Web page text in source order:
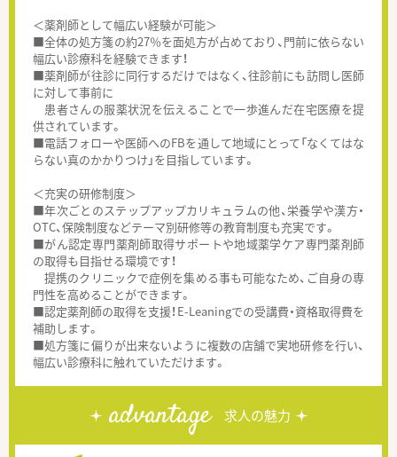
＜薬剤師として幅広い経験が可能＞
■全体の処方箋の約27％を面処方が占めており、門前に依らない
幅広い診療科を経験できます！
■薬剤師が往診に同行するだけではなく、往診前にも訪問し医師
に対して事前に
患者さんの服薬状況を伝えることで一歩進んだ在宅医療を提
供されています。
■電話フォローや医師へのFBを通して地域にとって「なくてはな
らない真のかかりつけ」を目指しています。
＜充実の研修制度＞
■年次ごとのステップアップカリキュラムの他、栄養学や漢方・
OTC、保険制度などテーマ別研修等の教育制度も充実です。
■がん認定専門薬剤師取得サポートや地域薬学ケア専門薬剤師
の取得も目指せる環境です！
提携のクリニックで症例を集める事も可能なため、ご自身の専
門性を高めることができます。
■認定薬剤師の取得を支援！E-Leaningでの受講費・資格取得費を
補助します。
■処方箋に偏りが出来ないように複数の店舗で実地研修を行い、
幅広い診療科に触れていただけます。
advantage 求人の魅力